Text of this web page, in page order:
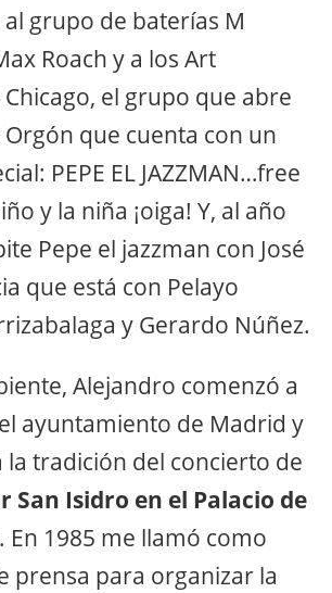
grupo de baterías M
Roach y a los Art
el grupo que abre
Orgón que cuenta con un
PEPE EL JAZZMAN…free
y la niña ¡oiga! Y, al año
Pepe el jazzman con José
que está con Pelayo
y Gerardo Núñez.
Alejandro comenzó a
ayuntamiento de Madrid y
la tradición del concierto de
San Isidro en el Palacio de
. En 1985 me llamó como
prensa para organizar la